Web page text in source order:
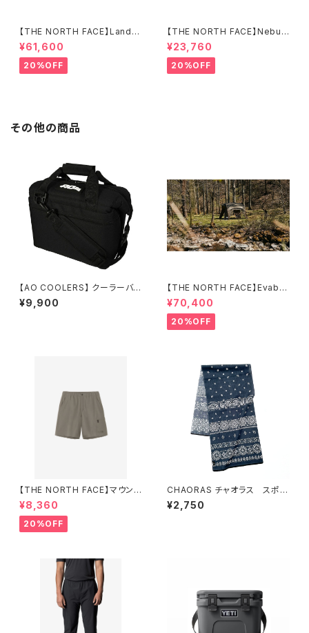
【THE NORTH FACE】Lander
4
¥61,600
20%OFF
【THE NORTH FACE】Nebula
Tarp 2
¥23,760
20%OFF
その他の商品
【AO COOLERS】 クーラーバッ
グ 9パック
¥9,900
【THE NORTH FACE】Evaba
se 6
¥70,400
20%OFF
【THE NORTH FACE】マウンテ
ンカラーショーツ（レディース）
¥8,360
20%OFF
CHAORAS チャオラス スポー
ツ手ぬぐい
¥2,750